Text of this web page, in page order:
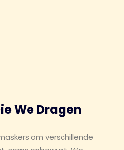
We Dragen
om verschillende